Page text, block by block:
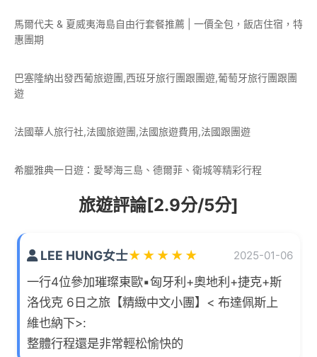
馬爾代夫 & 夏威夷海島自由行套餐推薦 | 一價全包，飯店住宿，特
惠團期
巴塞隆納出發西葡旅遊團,西班牙旅行團跟團遊,葡萄牙旅行團跟團
遊
法國華人旅行社,法國旅遊團,法國旅遊費用,法國跟團遊
希臘雅典一日遊：愛琴海三島、德爾菲、衛城等精彩行程
旅遊評論[2.9分/5分]
LEE HUNG女士★ ★ ★ ★ ★ 2025-01-06
一行4位參加璀璨東歐▪匈牙利+奧地利+捷克+斯
洛伐克 6日之旅【精緻中文小團】< 布達佩斯上
維也納下>:
整體行程還是非常輕松愉快的